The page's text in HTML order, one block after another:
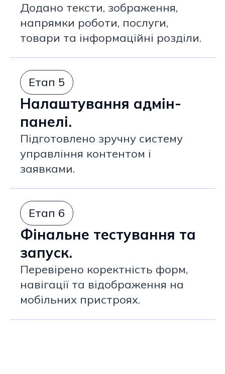
Додано тексти, зображення,
напрямки роботи, послуги,
товари та інформаційні розділи.
Етап 5
Налаштування адмін-
панелі.
Підготовлено зручну систему
управління контентом і
заявками.
Етап 6
Фінальне тестування та
запуск.
Перевірено коректність форм,
навігації та відображення на
мобільних пристроях.